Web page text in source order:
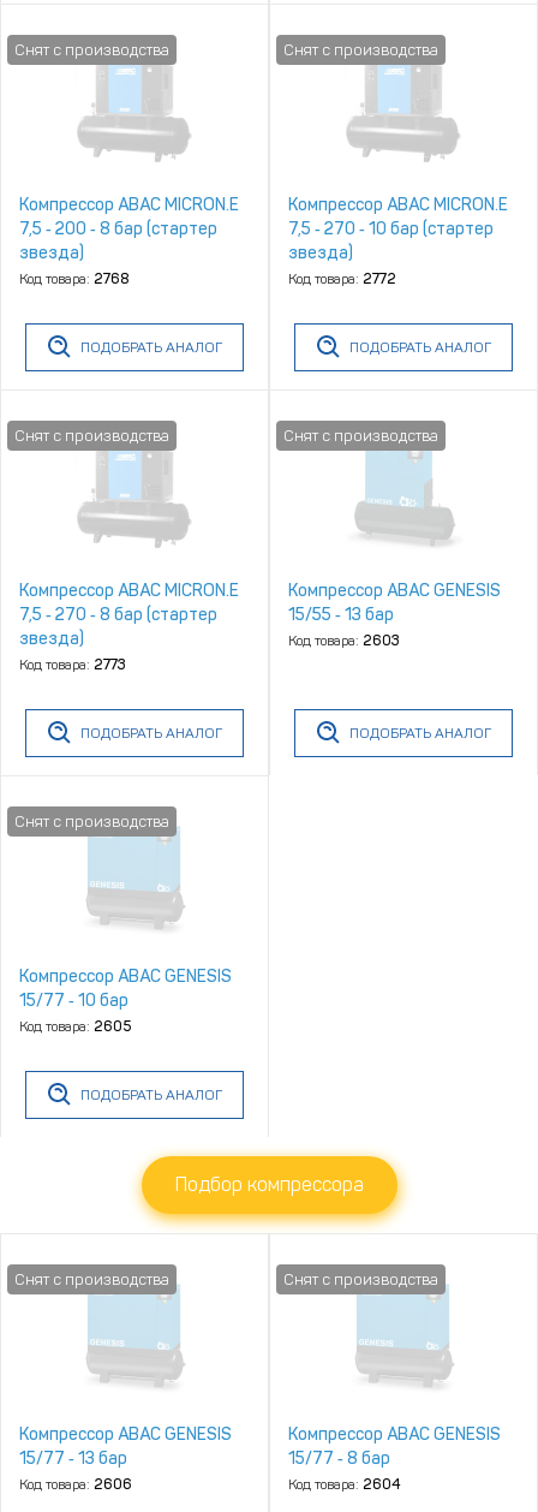
Компрессор ABAC MICRON.E
7,5 ‑ 200 ‑ 8 бар (стартер
звезда)
Код товара: 2768
ПОДОБРАТЬ АНАЛОГ
Компрессор ABAC MICRON.E
7,5 ‑ 270 ‑ 10 бар (стартер
звезда)
Код товара: 2772
ПОДОБРАТЬ АНАЛОГ
Компрессор ABAC MICRON.E
7,5 ‑ 270 ‑ 8 бар (стартер
звезда)
Код товара: 2773
ПОДОБРАТЬ АНАЛОГ
Компрессор ABAC GENESIS
15/55 ‑ 13 бар
Код товара: 2603
ПОДОБРАТЬ АНАЛОГ
Компрессор ABAC GENESIS
15/77 ‑ 10 бар
Код товара: 2605
ПОДОБРАТЬ АНАЛОГ
Подбор компрессора
Компрессор ABAC GENESIS
15/77 ‑ 13 бар
Код товара: 2606
Компрессор ABAC GENESIS
15/77 ‑ 8 бар
Код товара: 2604